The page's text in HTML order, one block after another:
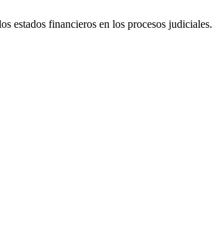
estados financieros en los procesos judiciales.